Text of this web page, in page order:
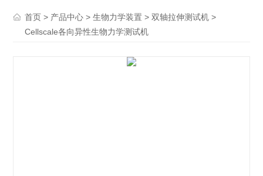
首页 > 产品中心 >生物力学装置 >双轴拉伸测试机 >
Cellscale各向异性生物力学测试机